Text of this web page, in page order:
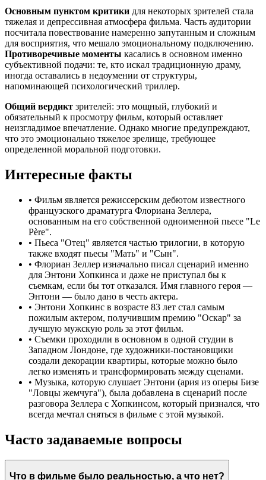
Основным пунктом критики для некоторых зрителей стала
тяжелая и депрессивная атмосфера фильма. Часть аудитории
посчитала повествование намеренно запутанным и сложным
для восприятия, что мешало эмоциональному подключению.
Противоречивые моменты касались в основном именно
субъективной подачи: те, кто искал традиционную драму,
иногда оставались в недоумении от структуры,
напоминающей психологический триллер.
Общий вердикт зрителей: это мощный, глубокий и
обязательный к просмотру фильм, который оставляет
неизгладимое впечатление. Однако многие предупреждают,
что это эмоционально тяжелое зрелище, требующее
определенной моральной подготовки.
Интересные факты
• Фильм является режиссерским дебютом известного
французского драматурга Флориана Зеллера,
основанным на его собственной одноименной пьесе "Le
Père".
• Пьеса "Отец" является частью трилогии, в которую
также входят пьесы "Мать" и "Сын".
• Флориан Зеллер изначально писал сценарий именно
для Энтони Хопкинса и даже не приступал бы к
съемкам, если бы тот отказался. Имя главного героя —
Энтони — было дано в честь актера.
• Энтони Хопкинс в возрасте 83 лет стал самым
пожилым актером, получившим премию "Оскар" за
лучшую мужскую роль за этот фильм.
• Съемки проходили в основном в одной студии в
Западном Лондоне, где художники-постановщики
создали декорации квартиры, которые можно было
легко изменять и трансформировать между сценами.
• Музыка, которую слушает Энтони (ария из оперы Бизе
"Ловцы жемчуга"), была добавлена в сценарий после
разговора Зеллера с Хопкинсом, который признался, что
всегда мечтал сняться в фильме с этой музыкой.
Часто задаваемые вопросы
Что в фильме было реальностью, а что нет?